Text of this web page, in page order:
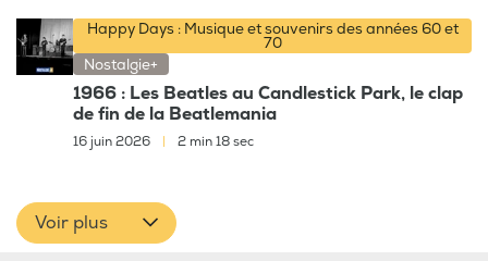
Happy Days : Musique et souvenirs des années 60 et
70
Nostalgie+
1966 : Les Beatles au Candlestick Park, le clap
de fin de la Beatlemania
16 juin 2026 2 min 18 sec
Voir plus